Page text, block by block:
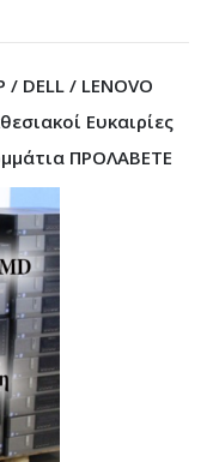
DELL / LENOVO
Ευκαιρίες
ΠΡΟΛΑΒΕΤΕ